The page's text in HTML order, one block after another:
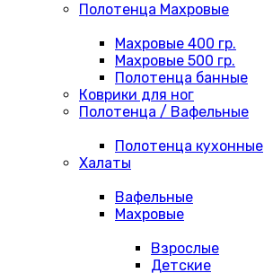
Полотенца Махровые
Махровые 400 гр.
Махровые 500 гр.
Полотенца банные
Коврики для ног
Полотенца / Вафельные
Полотенца кухонные
Халаты
Вафельные
Махровые
Взрослые
Детские